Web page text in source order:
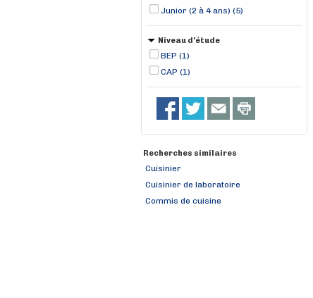
Junior (2 à 4 ans) (5)
Niveau d'étude
BEP (1)
CAP (1)
Recherches similaires
Cuisinier
Cuisinier de laboratoire
Commis de cuisine